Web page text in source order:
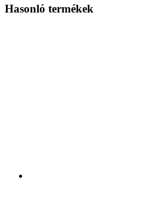
Hasonló termékek